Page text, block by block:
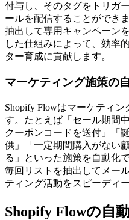
付与し、そのタグをトリガ
ールを配信することができ
抽出して専用キャンペーン
した仕組みによって、効率
ター育成に貢献します。
マーケティング施策の
Shopify Flowはマーケティ
す。たとえば「セール期間
クーポンコードを送付」「
供」「一定期間購入がない
る」といった施策を自動化
毎回リストを抽出してメー
ティング活動をスピーディ
Shopify Flowの自